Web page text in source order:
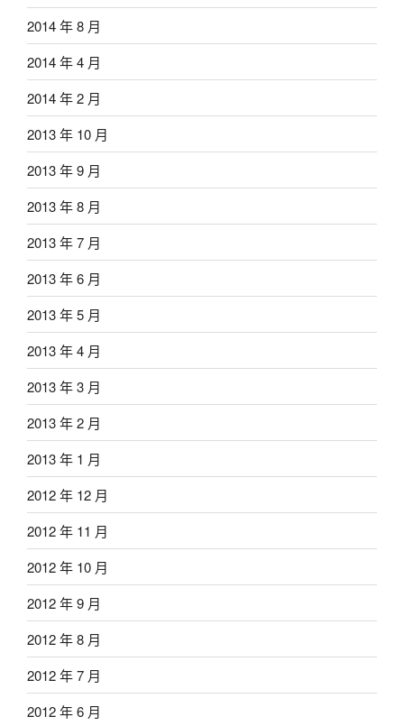
2014 年 8 月
2014 年 4 月
2014 年 2 月
2013 年 10 月
2013 年 9 月
2013 年 8 月
2013 年 7 月
2013 年 6 月
2013 年 5 月
2013 年 4 月
2013 年 3 月
2013 年 2 月
2013 年 1 月
2012 年 12 月
2012 年 11 月
2012 年 10 月
2012 年 9 月
2012 年 8 月
2012 年 7 月
2012 年 6 月